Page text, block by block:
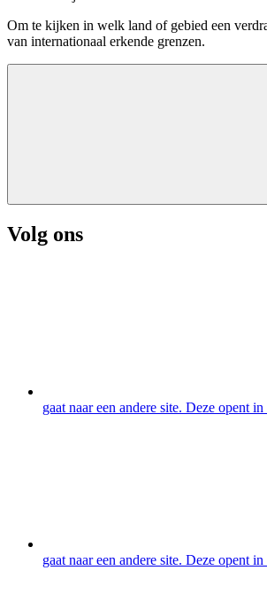
Om te kijken in welk land of gebied een
van internationaal erkende grenzen.
Volg ons
gaat naar een andere site. Deze opent
gaat naar een andere site. Deze opent